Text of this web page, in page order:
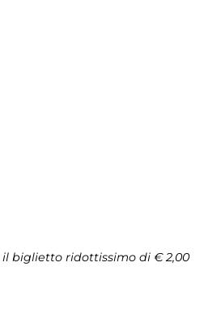
biglietto ridottissimo di € 2,00